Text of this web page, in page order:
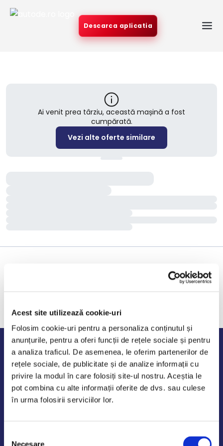
Acest site utilizează cookie-uri
Folosim cookie-uri pentru a personaliza conținutul și
anunțurile, pentru a oferi funcții de rețele sociale și pentru
a analiza traficul. De asemenea, le oferim partenerilor de
rețele sociale, de publicitate și de analize informații cu
privire la modul în care folosiți site-ul nostru. Aceștia le
pot combina cu alte informații oferite de dvs. sau culese
în urma folosirii serviciilor lor.
Necesare
Descarca aplicatia
Ai venit prea târziu, această mașină a fost
cumpărată.
Vezi alte oferte similare
Program de lucru
Luni - Vineri: 09:00-18:00
Sambata - Duminica: 10:00-14:00